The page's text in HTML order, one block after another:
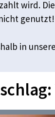
wird.
genutzt!
in